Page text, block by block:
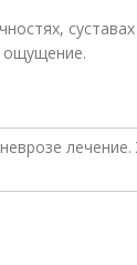
ощущение.